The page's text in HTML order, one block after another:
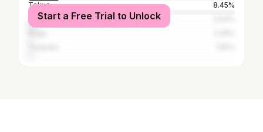
Tokyo
8.45%
Chikusei
Start a Free Trial to Unlock